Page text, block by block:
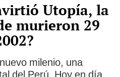
Utopía, la
murieron 29
milenio, una
del Perú. Hoy en día,